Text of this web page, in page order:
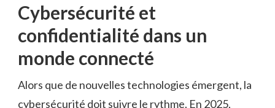
Cybersécurité et
confidentialité dans un
monde connecté
Alors que de nouvelles technologies émergent, la
cybersécurité doit suivre le rythme. En 2025,